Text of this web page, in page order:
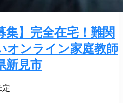
集】完全在宅！難関
オンライン家庭教師
新見市
定